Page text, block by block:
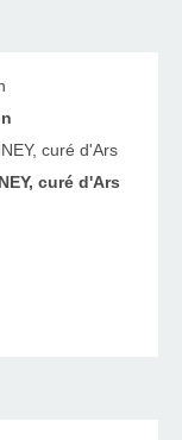
curé d'Ars